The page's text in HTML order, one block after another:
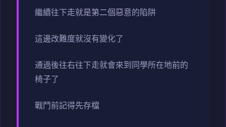
繼續往下走就是第二個惡意的陷阱
這邊改難度就沒有變化了
通過後往右往下走就會來到同學所在地前的
椅子了
戰鬥前記得先存檔